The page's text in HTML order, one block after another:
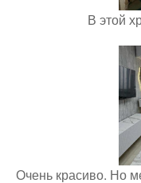
В этой
Очень красиво. Но